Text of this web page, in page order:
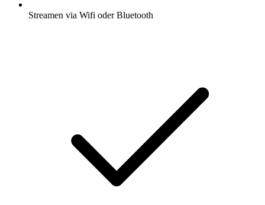
Streamen via Wifi oder Bluetooth